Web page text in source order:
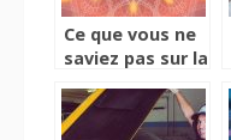
Ce que vous ne
saviez pas sur la
Mandala